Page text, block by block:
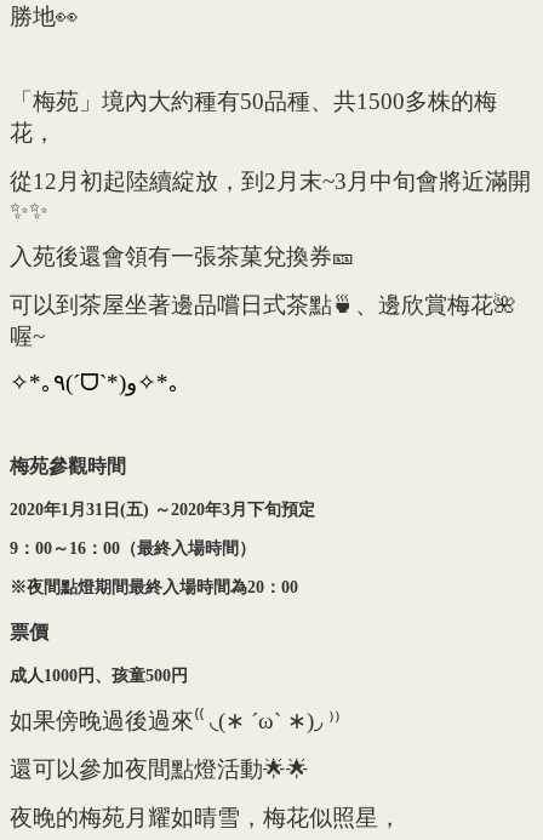
勝地👀
「梅苑」境內大約種有50品種、共1500多株的梅
花，
從12月初起陸續綻放，到2月末~3月中旬會將近滿開
✨✨
入苑後還會領有一張茶菓兌換券🎫
可以到茶屋坐著邊品嚐日式茶點🍵、邊欣賞梅花🌺
喔~
✧*｡٩(ˊᗜˋ*)و✧*｡
梅苑參觀時間
2020年1月31 日(五) ～2020年3月下旬預定
9 ：00 ～16 ：00 （最終入場時間）
※夜間點燈期間最終入場時間為20 ：00
票價
成人1000円、孩童500円
如果傍晚過後過來⁽⁽ ◟(∗ ˊωˋ ∗)◞ ⁾⁾
還可以參加夜間點燈活動🌟🌟
夜晚的梅苑月耀如晴雪，梅花似照星，